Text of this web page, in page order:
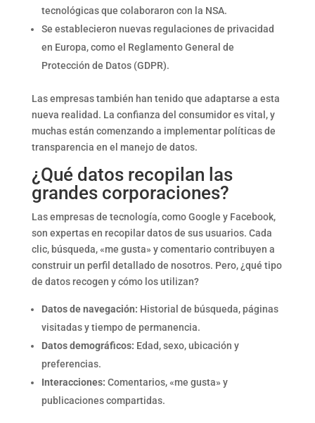
tecnológicas que colaboraron con la NSA.
Se establecieron nuevas regulaciones de privacidad
en Europa, como el Reglamento General de
Protección de Datos (GDPR).
Las empresas también han tenido que adaptarse a esta
nueva realidad. La confianza del consumidor es vital, y
muchas están comenzando a implementar políticas de
transparencia en el manejo de datos.
¿Qué datos recopilan las
grandes corporaciones?
Las empresas de tecnología, como Google y Facebook,
son expertas en recopilar datos de sus usuarios. Cada
clic, búsqueda, «me gusta» y comentario contribuyen a
construir un perfil detallado de nosotros. Pero, ¿qué tipo
de datos recogen y cómo los utilizan?
Datos de navegación: Historial de búsqueda, páginas
visitadas y tiempo de permanencia.
Datos demográficos: Edad, sexo, ubicación y
preferencias.
Interacciones: Comentarios, «me gusta» y
publicaciones compartidas.